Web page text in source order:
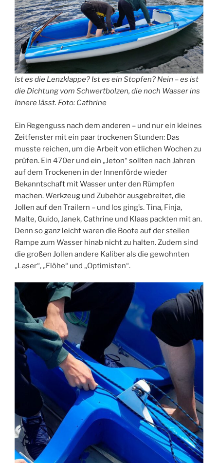
Ist es die Lenzklappe? Ist es ein Stopfen? Nein – es ist
die Dichtung vom Schwertbolzen, die noch Wasser ins
Innere lässt. Foto: Cathrine
Ein Regenguss nach dem anderen – und nur ein kleines
Zeitfenster mit ein paar trockenen Stunden: Das
musste reichen, um die Arbeit von etlichen Wochen zu
prüfen. Ein 470er und ein „Jeton“ sollten nach Jahren
auf dem Trockenen in der Innenförde wieder
Bekanntschaft mit Wasser unter den Rümpfen
machen. Werkzeug und Zubehör ausgebreitet, die
Jollen auf den Trailern – und los ging’s. Tina, Finja,
Malte, Guido, Janek, Cathrine und Klaas packten mit an.
Denn so ganz leicht waren die Boote auf der steilen
Rampe zum Wasser hinab nicht zu halten. Zudem sind
die großen Jollen andere Kaliber als die gewohnten
„Laser“, „Flöhe“ und „Optimisten“.